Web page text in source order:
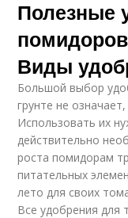
Полезные
Виды
Большой выбор
грунте не
Использовать их
действительно
роста помидорам
питательных
лето для своих
Все удобрения